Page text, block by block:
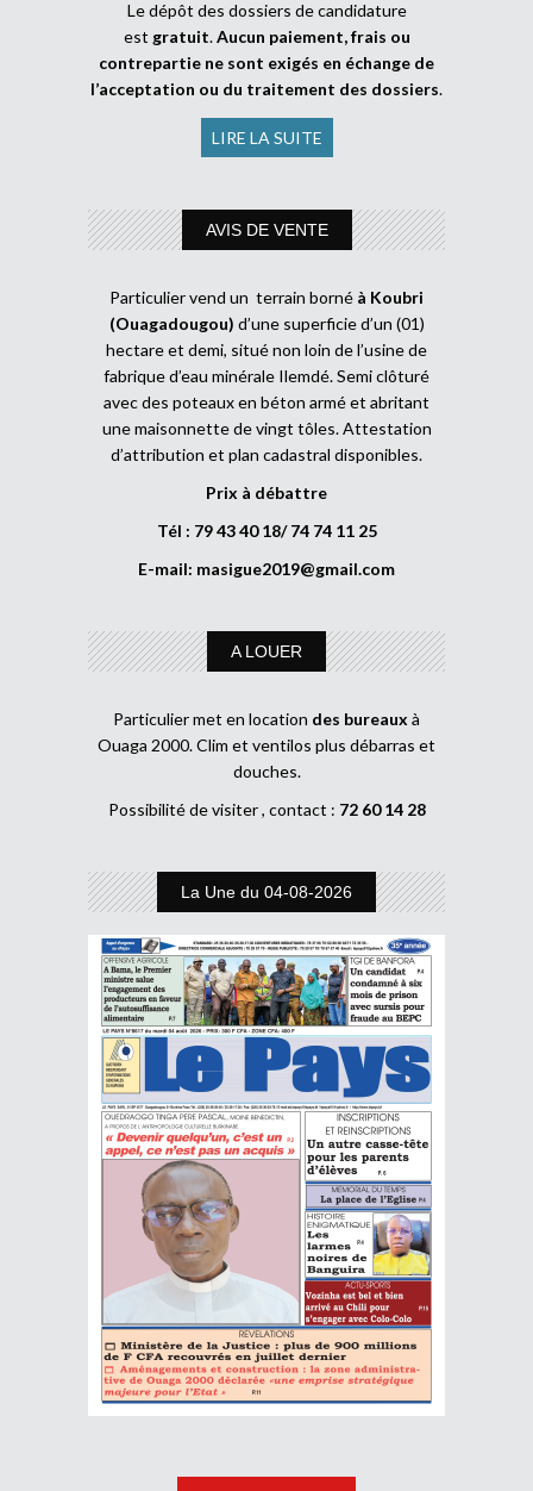
Le dépôt des dossiers de candidature
est gratuit.Aucun paiement, frais ou
contrepartie ne sont exigés en échange de
l’acceptation ou du traitement des dossiers.
LIRE LA SUITE
AVIS DE VENTE
Particulier vend un terrain borné à Koubri
(Ouagadougou) d’une superficie d’un (01)
hectare et demi, situé non loin de l’usine de
fabrique d’eau minérale Ilemdé. Semi clôturé
avec des poteaux en béton armé et abritant
une maisonnette de vingt tôles. Attestation
d’attribution et plan cadastral disponibles.
Prix à débattre
Tél : 79 43 40 18/ 74 74 11 25
E-mail: masigue2019@gmail.com
A LOUER
Particulier met en location des bureaux à
Ouaga 2000. Clim et ventilos plus débarras et
douches.
Possibilité de visiter , contact : 72 60 14 28
La Une du 04-08-2026